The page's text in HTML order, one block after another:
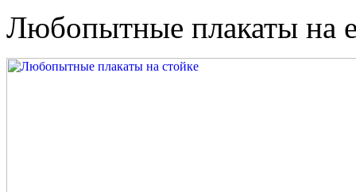
Любопытные плакаты на